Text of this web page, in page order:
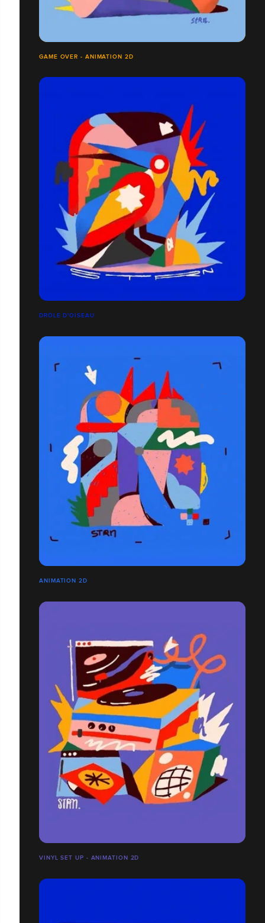
GAME OVER - ANIMATION 2D
DRÔLE D'OISEAU
ANIMATION 2D
VINYL SET UP - ANIMATION 2D